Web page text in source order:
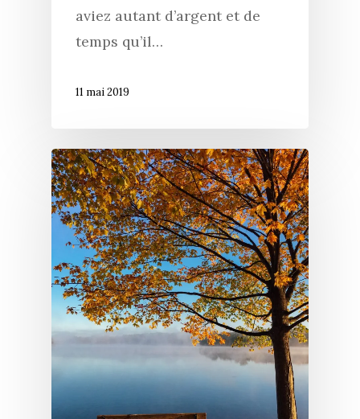
aviez autant d’argent et de
temps qu’il…
11 mai 2019